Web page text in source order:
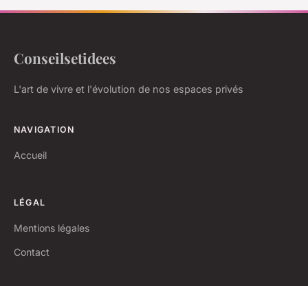
Conseilsetidees
L'art de vivre et l'évolution de nos espaces privés
NAVIGATION
Accueil
LÉGAL
Mentions légales
Contact